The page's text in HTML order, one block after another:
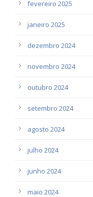
fevereiro 2025
janeiro 2025
dezembro 2024
novembro 2024
outubro 2024
setembro 2024
agosto 2024
julho 2024
junho 2024
maio 2024